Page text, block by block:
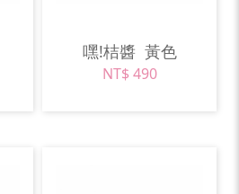
嘿!桔醬 黃色
NT$ 490